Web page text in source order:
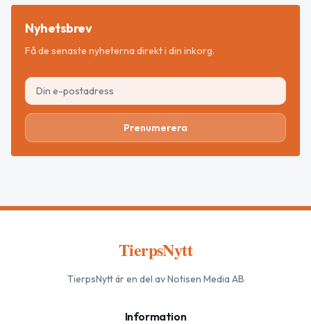
Nyhetsbrev
Få de senaste nyheterna direkt i din inkorg.
Prenumerera
TierpsNytt
TierpsNyttär en del av Notisen Media AB
Information